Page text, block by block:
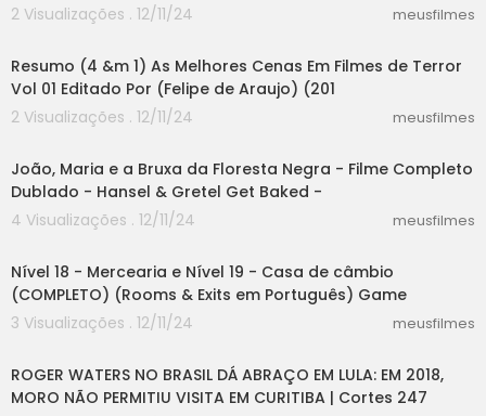
2 Visualizações . 12/11/24
meusfilmes
Resumo (4 &m 1) As Melhores Cenas Em Filmes de Terror
Vol 01 Editado Por (Felipe de Araujo) (201
2 Visualizações . 12/11/24
meusfilmes
João, Maria e a Bruxa da Floresta Negra - Filme Completo
Dublado - Hansel & Gretel Get Baked -
4 Visualizações . 12/11/24
meusfilmes
Nível 18 - Mercearia e Nível 19 - Casa de câmbio
(COMPLETO) (Rooms & Exits em Português) Game
3 Visualizações . 12/11/24
meusfilmes
ROGER WATERS NO BRASIL DÁ ABRAÇO EM LULA: EM 2018,
MORO NÃO PERMITIU VISITA EM CURITIBA | Cortes 247